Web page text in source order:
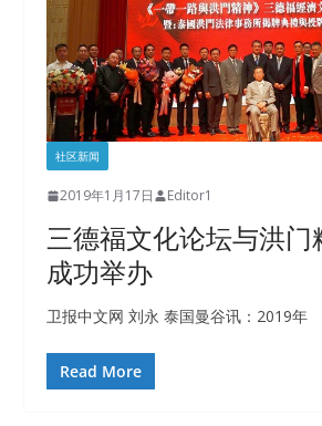
社区新闻
2019年1月17日 Editor1
三德福文化论坛与洪门
成功举办
卫报中文网 刘永 泰国曼谷讯：2019年
Read More